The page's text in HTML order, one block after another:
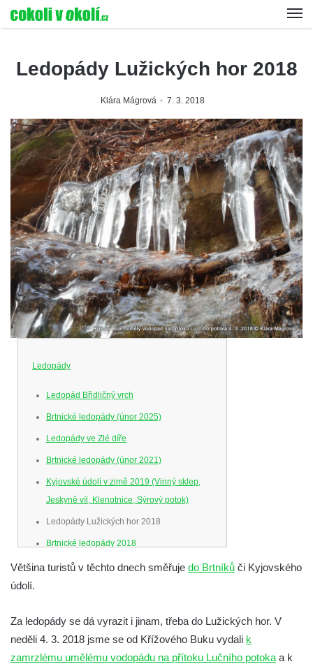
Ledopády Lužických hor 2018
Klára Mágrová 7. 3. 2018
Ledopády
Ledopád Břidličný vrch
Brtnické ledopády (únor 2025)
Ledopády ve Zlé díře
Brtnické ledopády (únor 2021)
Kyjovské údolí v zimě 2019 (Vinný sklep,
Jeskyně víl, Klenotnice, Sýrový potok)
Ledopády Lužických hor 2018
Brtnické ledopády 2018
Brtnické ledopády 2017 (s KČT Krásná
Většina turistů v těchto dnech směřuje do Brtníků či Kyjovského
údolí.
Za ledopády se dá vyrazit i jinam, třeba do Lužických hor. V
neděli 4. 3. 2018 jsme se od Křížového Buku vydali k
zamrzlému umělému vodopádu na přítoku Lučního potoka a k